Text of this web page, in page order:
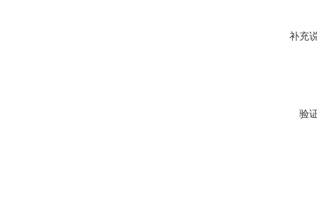
补充
验